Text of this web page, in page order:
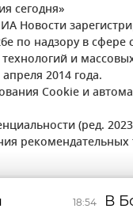
сегодня»
Новости
по надзору в сфере
и
2014 года.
Cookie и
(ред. 2023
рекомендательных
18:54 В